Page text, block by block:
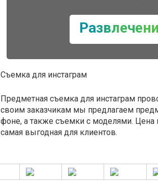
Съемка для инстаграм
Предметная съемка для инстаграм
своим заказчикам мы предлагаем
фоне, а также съемки с моделями. Цена
самая выгодная для клиентов.